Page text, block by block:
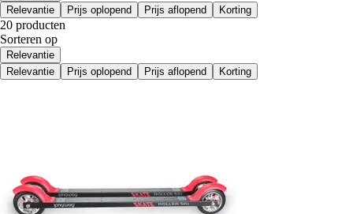
Relevantie
Prijs oplopend Prijs aflopend Korting
20 producten
Sorteren op
Relevantie
Relevantie
Prijs oplopend Prijs aflopend Korting